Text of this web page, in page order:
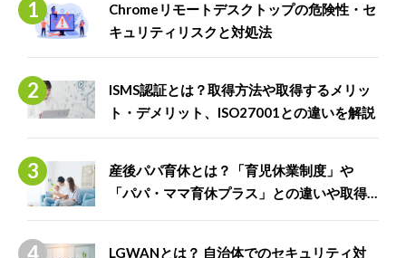
Chromeリモートデスクトップの危険性・セ
キュリティリスクと対処法
ISMS認証とは？取得方法や取得するメリッ
ト・デメリット、ISO27001との違いを解説
産後パパ育休とは？「育児休業制度」や
「パパ・ママ育休プラス」との違いや取得
LGWANとは？ 自治体でのセキュリティ対